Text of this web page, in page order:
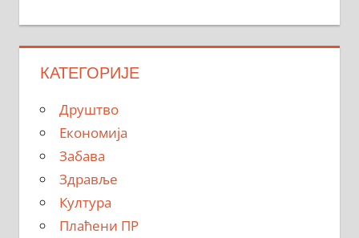
КАТЕГОРИЈЕ
Друштво
Економија
Забава
Здравље
Култура
Плаћени ПР